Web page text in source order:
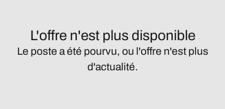
L'offre n'est plus disponible
Le poste a été pourvu, ou l'offre n'est plus
d'actualité.